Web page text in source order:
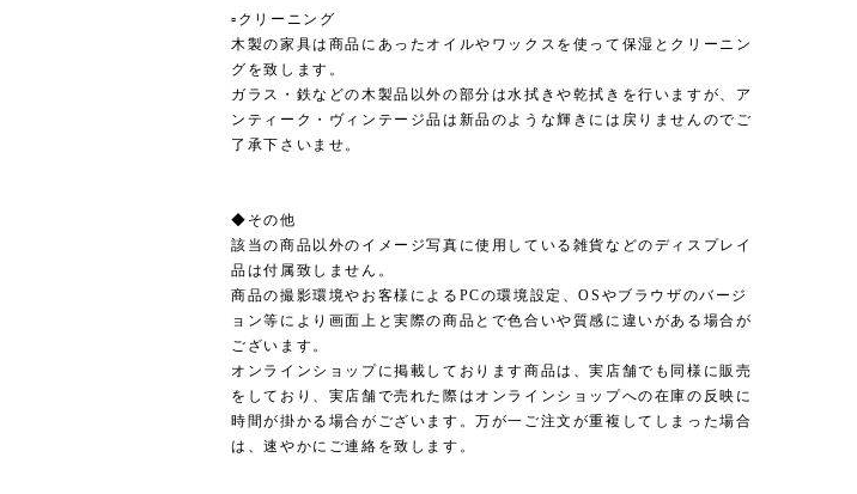
▫︎クリーニング
木製の家具は商品にあったオイルやワックスを使って保湿とクリーニン
グを致します。
ガラス・鉄などの木製品以外の部分は水拭きや乾拭きを行いますが、ア
ンティーク・ヴィンテージ品は新品のような輝きには戻りませんのでご
了承下さいませ。
◆その他
該当の商品以外のイメージ写真に使用している雑貨などのディスプレイ
品は付属致しません。
商品の撮影環境やお客様によるPCの環境設定、OSやブラウザのバージ
ョン等により画面上と実際の商品とで色合いや質感に違いがある場合が
ございます。
オンラインショップに掲載しております商品は、実店舗でも同様に販売
をしており、実店舗で売れた際はオンラインショップへの在庫の反映に
時間が掛かる場合がございます。万が一ご注文が重複してしまった場合
は、速やかにご連絡を致します。